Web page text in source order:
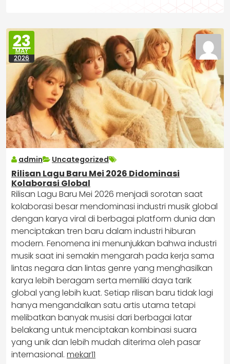
23
MAY
2026
admin Uncategorized
Rilisan Lagu Baru Mei 2026 Didominasi
Kolaborasi Global
Rilisan Lagu Baru Mei 2026 menjadi sorotan saat
kolaborasi besar mendominasi industri musik global
dengan karya viral di berbagai platform dunia dan
menciptakan tren baru dalam industri hiburan
modern. Fenomena ini menunjukkan bahwa industri
musik saat ini semakin mengarah pada kerja sama
lintas negara dan lintas genre yang menghasilkan
karya lebih beragam serta memiliki daya tarik
global yang lebih kuat. Setiap rilisan baru tidak lagi
hanya mengandalkan satu artis utama tetapi
melibatkan banyak musisi dari berbagai latar
belakang untuk menciptakan kombinasi suara
yang unik dan lebih mudah diterima oleh pasar
internasional. mekar11